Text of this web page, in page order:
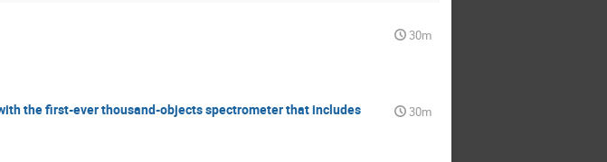
30m
the first-ever thousand-objects spectrometer that includes 30m